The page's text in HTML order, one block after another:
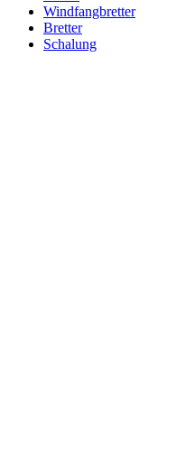
Windfangbretter
Bretter
Schalung